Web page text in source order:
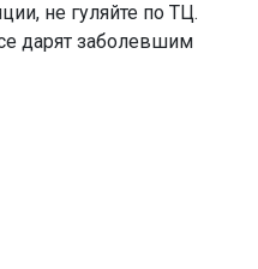
не гуляйте по ТЦ.
дарят заболевшим